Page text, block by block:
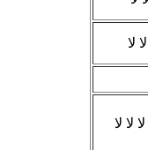
لا
لا لا